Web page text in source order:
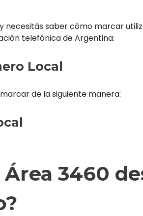
saber cómo marcar
telefónica de Argentina:
Local
de la siguiente manera:
3460